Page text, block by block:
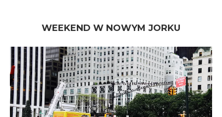
WEEKEND W NOWYM JORKU